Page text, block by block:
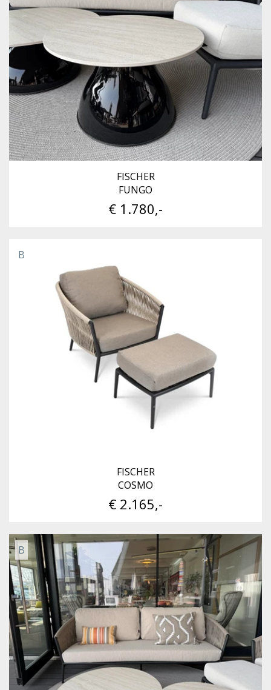
FISCHER
FUNGO
€ 1.780,-
B
FISCHER
COSMO
€ 2.165,-
B